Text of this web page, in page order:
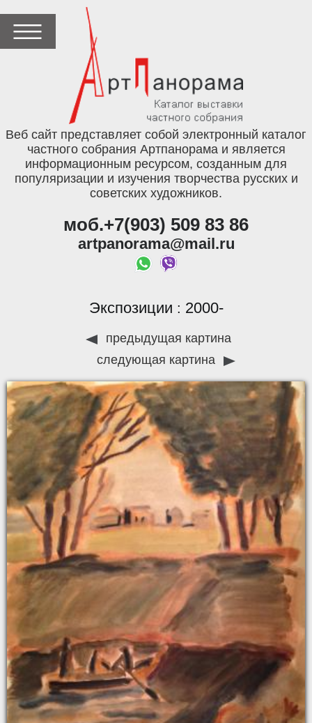
Веб сайт представляет собой электронный каталог
частного собрания Артпанорама и является
информационным ресурсом, созданным для
популяризации и изучения творчества русских и
советских художников.
моб.+7(903) 509 83 86
artpanorama@mail.ru
Экспозиции : 2000-
предыдущая картина
следующая картина